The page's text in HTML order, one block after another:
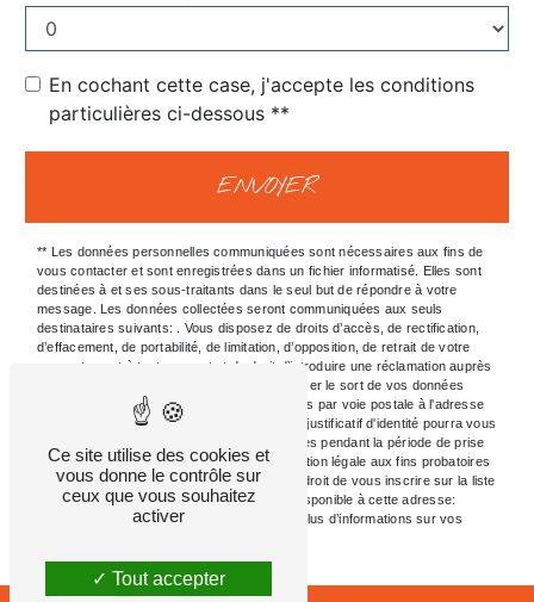
En cochant cette case, j'accepte les conditions
particulières ci-dessous **
ENVOYER
** Les données personnelles communiquées sont nécessaires aux fins de
vous contacter et sont enregistrées dans un fichier informatisé. Elles sont
destinées à et ses sous-traitants dans le seul but de répondre à votre
message. Les données collectées seront communiquées aux seuls
destinataires suivants: . Vous disposez de droits d’accès, de rectification,
d’effacement, de portabilité, de limitation, d’opposition, de retrait de votre
consentement à tout moment et du droit d’introduire une réclamation auprès
d’une autorité de contrôle, ainsi que d’organiser le sort de vos données
post-mortem. Vous pouvez exercer ces droits par voie postale à l'adresse
ou par courrier électronique à l'adresse . Un justificatif d'identité pourra vous
être demandé. Nous conservons vos données pendant la période de prise
de contact puis pendant la durée de prescription légale aux fins probatoires
et de gestion des contentieux. Vous avez le droit de vous inscrire sur la liste
d'opposition au démarchage téléphonique, disponible à cette adresse:
. Consultez le site cnil.fr pour plus d’informations sur vos
Ce site utilise des cookies et
vous donne le contrôle sur
ceux que vous souhaitez
activer
Tout accepter